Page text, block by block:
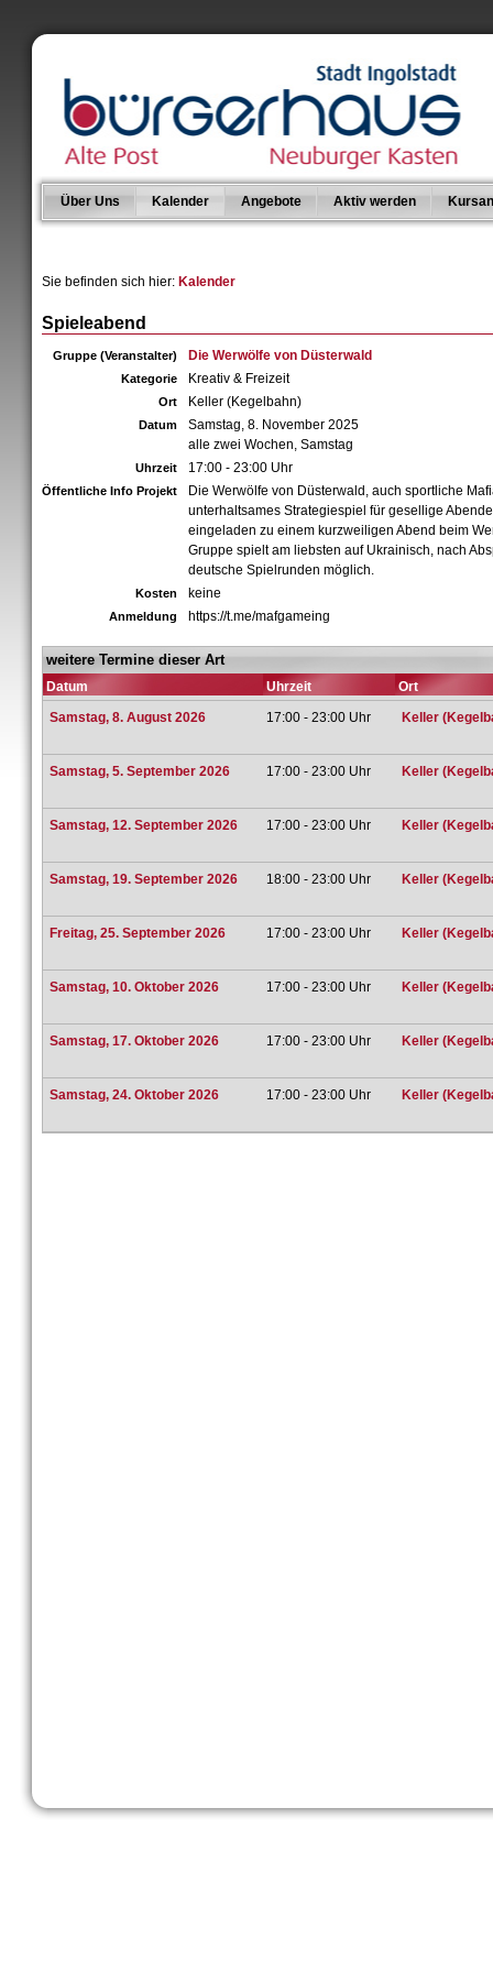
Über Uns Kalender Angebote Aktiv werden
Sie befinden sich hier: Kalender
Spieleabend
Gruppe (Veranstalter) Die Werwölfe von Düsterwald
Kategorie Kreativ & Freizeit
Ort Keller (Kegelbahn)
Datum
Samstag, 8. November 2025
alle zwei Wochen, Samstag
Uhrzeit 17:00 - 23:00 Uhr
Öffentliche Info Projekt
Die Werwölfe von Düsterwald, auch sportliche
unterhaltsames Strategiespiel für gesellige
eingeladen zu einem kurzweiligen Abend beim
Gruppe spielt am liebsten auf Ukrainisch, nach
deutsche Spielrunden möglich.
Kosten keine
Anmeldung https://t.me/mafgameing
weitere Termine dieser Art
Datum Uhrzeit
Ort
Samstag, 8. August 2026
17:00 - 23:00 Uhr Keller
Samstag, 5. September 2026 17:00 - 23:00 Uhr Keller
Samstag, 12. September 2026 17:00 - 23:00 Uhr Keller
Samstag, 19. September 2026 18:00 - 23:00 Uhr Keller
Freitag, 25. September 2026 17:00 - 23:00 Uhr Keller
Samstag, 10. Oktober 2026 17:00 - 23:00 Uhr Keller
Samstag, 17. Oktober 2026 17:00 - 23:00 Uhr Keller
Samstag, 24. Oktober 2026 17:00 - 23:00 Uhr Keller